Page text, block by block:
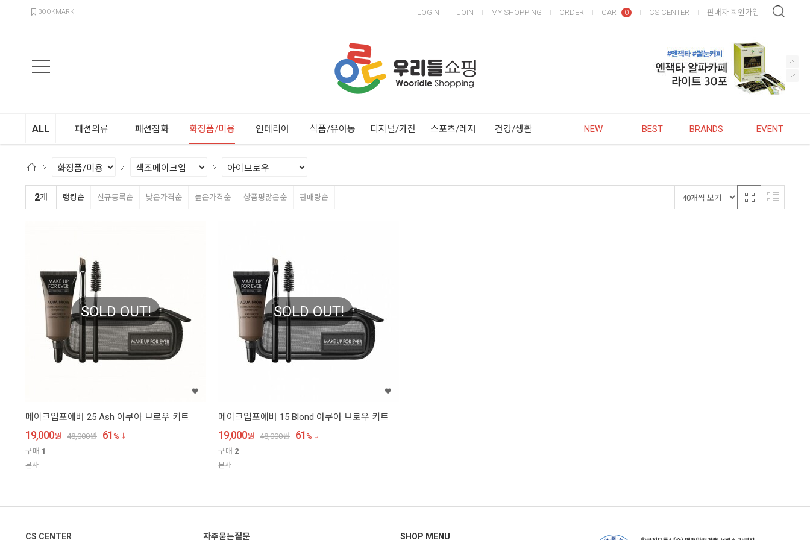
BOOKMARK LOGIN JOIN MY SHOPPING ORDER CART 0 CS CENTER 판매자 회원가입
ALL 패션의류 패션잡화 화장품/미용 인테리어 식품/유아동 디지털/가전 스포츠/레저 건강/생활 NEW BEST BRANDS EVENT
2개 랭킹순 신규등록순 낮은가격순 높은가격순 상품평많은순 판매량순
SOLD OUT!
메이크업포에버 25 Ash 아쿠아 브로우 키트
19,000원 48,000원 61 %
구매 1
본사
SOLD OUT!
메이크업포에버 15 Blond 아쿠아 브로우 키트
19,000원 48,000원 61 %
구매 2
본사
CS CENTER 자주묻는질문 SHOP MENU